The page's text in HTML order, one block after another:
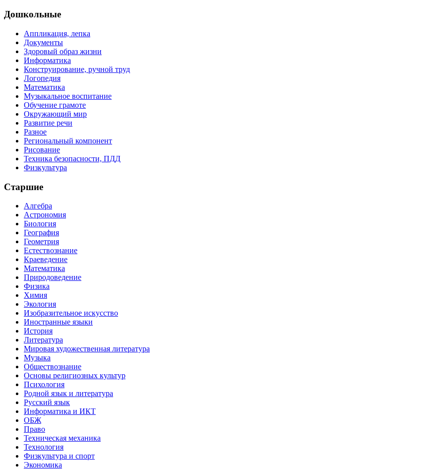
Дошкольные
Аппликация, лепка
Документы
Здоровый образ жизни
Информатика
Конструирование, ручной труд
Логопедия
Математика
Музыкальное воспитание
Обучение грамоте
Окружающий мир
Развитие речи
Разное
Региональный компонент
Рисование
Техника безопасности, ПДД
Физкультура
Старшие
Алгебра
Астрономия
Биология
География
Геометрия
Естествознание
Краеведение
Математика
Природоведение
Физика
Химия
Экология
Изобразительное искусство
Иностранные языки
История
Литература
Мировая художественная литература
Музыка
Обществознание
Основы религиозных культур
Психология
Родной язык и литература
Русский язык
Информатика и ИКТ
ОБЖ
Право
Техническая механика
Технология
Физкультура и спорт
Экономика